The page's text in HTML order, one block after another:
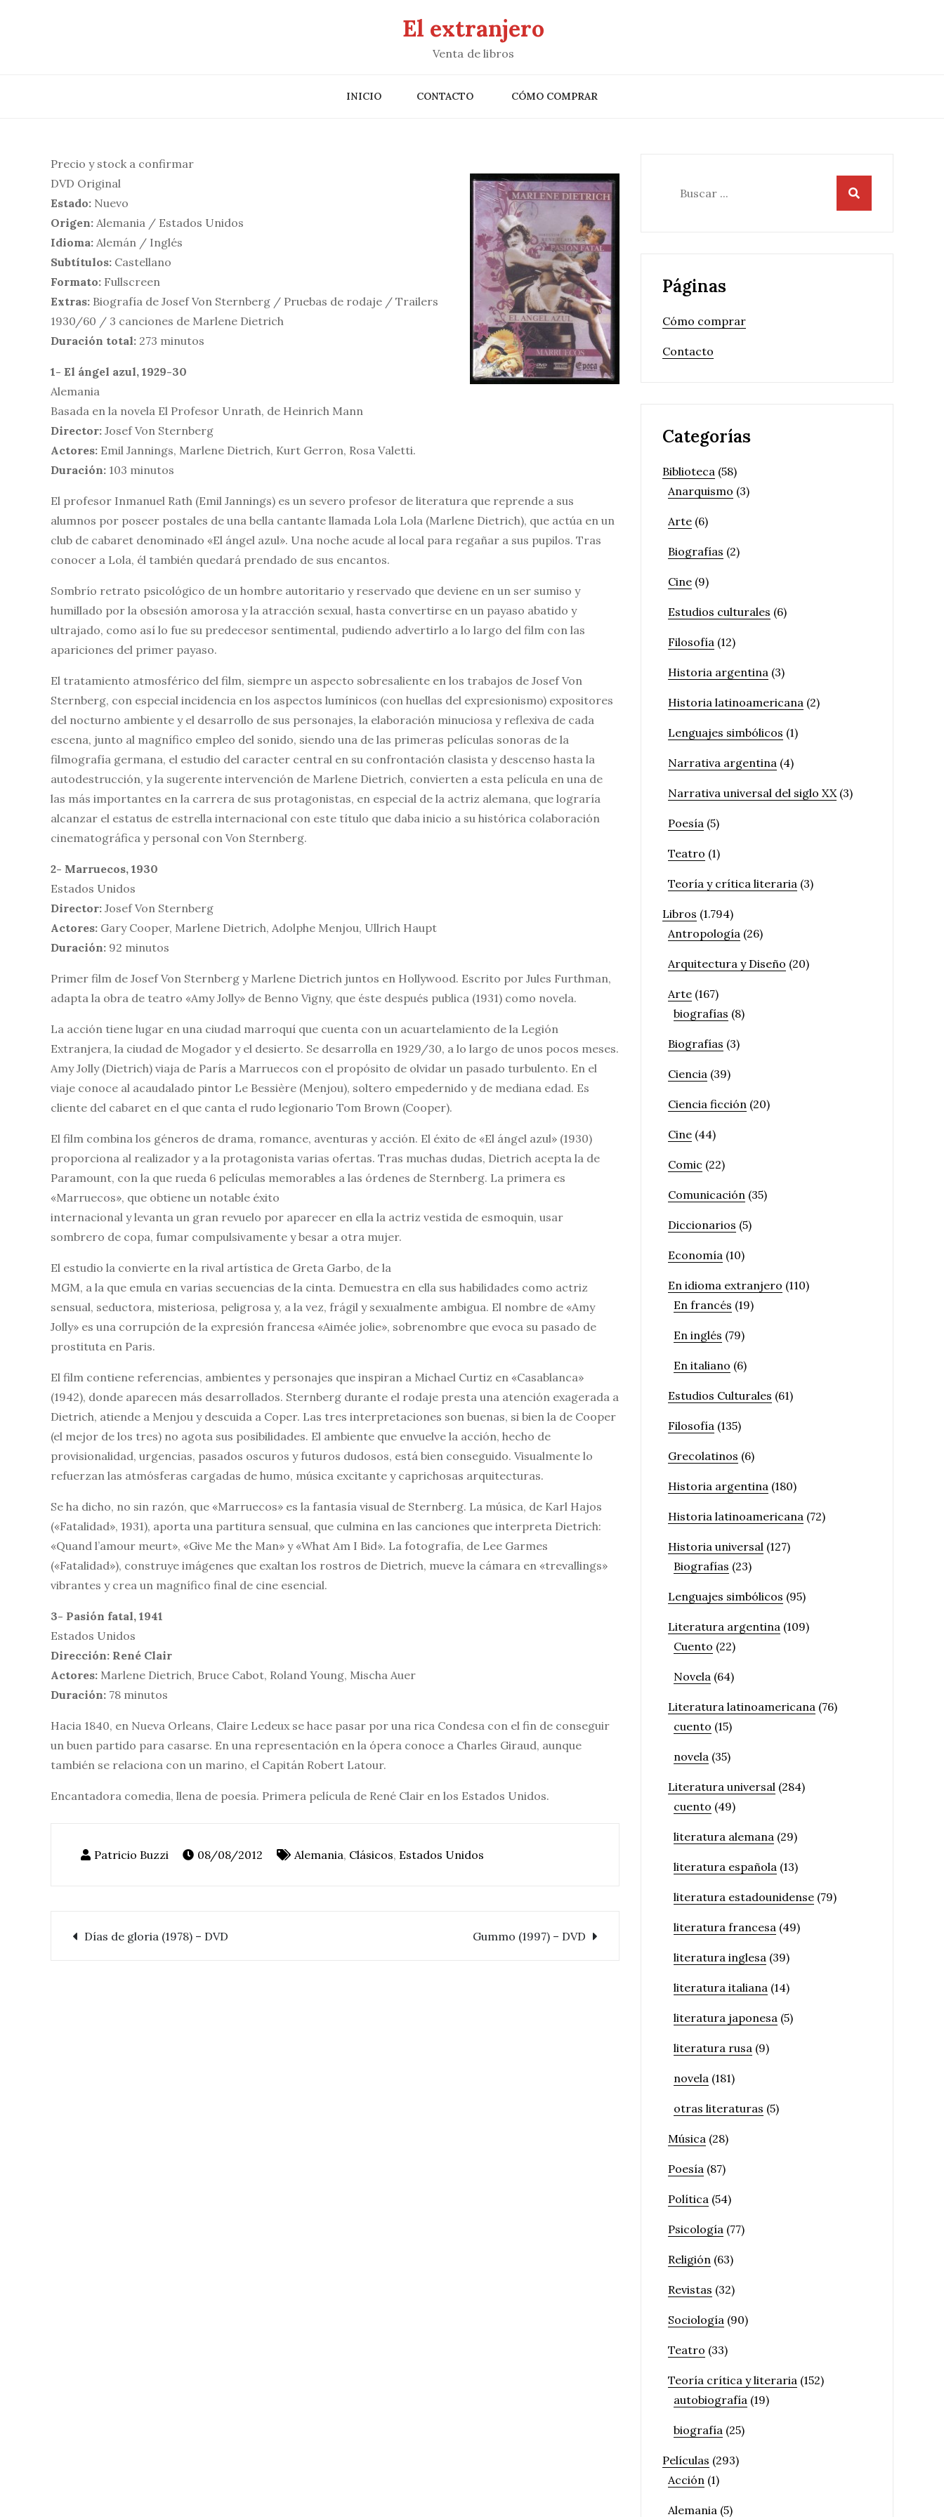
El extranjero
Venta de libros
INICIO CONTACTO CÓMO COMPRAR
Precio y stock a confirmar
DVD Original
Estado: Nuevo
Origen: Alemania / Estados Unidos
Idioma: Alemán / Inglés
Subtítulos: Castellano
Formato: Fullscreen
Extras: Biografía de Josef Von Sternberg / Pruebas de rodaje / Trailers
1930/60 / 3 canciones de Marlene Dietrich
Duración total: 273 minutos
1- El ángel azul, 1929-30
Alemania
Basada en la novela El Profesor Unrath, de Heinrich Mann
Director: Josef Von Sternberg
Actores: Emil Jannings, Marlene Dietrich, Kurt Gerron, Rosa Valetti.
Duración: 103 minutos
El profesor Inmanuel Rath (Emil Jannings) es un severo profesor de literatura que reprende a sus
alumnos por poseer postales de una bella cantante llamada Lola Lola (Marlene Dietrich), que actúa en un
club de cabaret denominado «El ángel azul». Una noche acude al local para regañar a sus pupilos. Tras
conocer a Lola, él también quedará prendado de sus encantos.
Sombrío retrato psicológico de un hombre autoritario y reservado que deviene en un ser sumiso y
humillado por la obsesión amorosa y la atracción sexual, hasta convertirse en un payaso abatido y
ultrajado, como así lo fue su predecesor sentimental, pudiendo advertirlo a lo largo del film con las
apariciones del primer payaso.
El tratamiento atmosférico del film, siempre un aspecto sobresaliente en los trabajos de Josef Von
Sternberg, con especial incidencia en los aspectos lumínicos (con huellas del expresionismo) expositores
del nocturno ambiente y el desarrollo de sus personajes, la elaboración minuciosa y reflexiva de cada
escena, junto al magnífico empleo del sonido, siendo una de las primeras películas sonoras de la
filmografía germana, el estudio del caracter central en su confrontación clasista y descenso hasta la
autodestrucción, y la sugerente intervención de Marlene Dietrich, convierten a esta película en una de
las más importantes en la carrera de sus protagonistas, en especial de la actriz alemana, que lograría
alcanzar el estatus de estrella internacional con este título que daba inicio a su histórica colaboración
cinematográfica y personal con Von Sternberg.
2- Marruecos, 1930
Estados Unidos
Director: Josef Von Sternberg
Actores: Gary Cooper, Marlene Dietrich, Adolphe Menjou, Ullrich Haupt
Duración: 92 minutos
Primer film de Josef Von Sternberg y Marlene Dietrich juntos en Hollywood. Escrito por Jules Furthman,
adapta la obra de teatro «Amy Jolly» de Benno Vigny, que éste después publica (1931) como novela.
La acción tiene lugar en una ciudad marroquí que cuenta con un acuartelamiento de la Legión
Extranjera, la ciudad de Mogador y el desierto. Se desarrolla en 1929/30, a lo largo de unos pocos meses.
Amy Jolly (Dietrich) viaja de París a Marruecos con el propósito de olvidar un pasado turbulento. En el
viaje conoce al acaudalado pintor Le Bessière (Menjou), soltero empedernido y de mediana edad. Es
cliente del cabaret en el que canta el rudo legionario Tom Brown (Cooper).
El film combina los géneros de drama, romance, aventuras y acción. El éxito de «El ángel azul» (1930)
proporciona al realizador y a la protagonista varias ofertas. Tras muchas dudas, Dietrich acepta la de
Paramount, con la que rueda 6 películas memorables a las órdenes de Sternberg. La primera es
«Marruecos», que obtiene un notable éxito
internacional y levanta un gran revuelo por aparecer en ella la actriz vestida de esmoquin, usar
sombrero de copa, fumar compulsivamente y besar a otra mujer.
El estudio la convierte en la rival artística de Greta Garbo, de la
MGM, a la que emula en varias secuencias de la cinta. Demuestra en ella sus habilidades como actriz
sensual, seductora, misteriosa, peligrosa y, a la vez, frágil y sexualmente ambigua. El nombre de «Amy
Jolly» es una corrupción de la expresión francesa «Aimée jolie», sobrenombre que evoca su pasado de
prostituta en Paris.
El film contiene referencias, ambientes y personajes que inspiran a Michael Curtiz en «Casablanca»
(1942), donde aparecen más desarrollados. Sternberg durante el rodaje presta una atención exagerada a
Dietrich, atiende a Menjou y descuida a Coper. Las tres interpretaciones son buenas, si bien la de Cooper
(el mejor de los tres) no agota sus posibilidades. El ambiente que envuelve la acción, hecho de
provisionalidad, urgencias, pasados oscuros y futuros dudosos, está bien conseguido. Visualmente lo
refuerzan las atmósferas cargadas de humo, música excitante y caprichosas arquitecturas.
Se ha dicho, no sin razón, que «Marruecos» es la fantasía visual de Sternberg. La música, de Karl Hajos
(«Fatalidad», 1931), aporta una partitura sensual, que culmina en las canciones que interpreta Dietrich:
«Quand l’amour meurt», «Give Me the Man» y «What Am I Bid». La fotografía, de Lee Garmes
(«Fatalidad»), construye imágenes que exaltan los rostros de Dietrich, mueve la cámara en «trevallings»
vibrantes y crea un magnífico final de cine esencial.
3- Pasión fatal, 1941
Estados Unidos
Dirección: René Clair
Actores: Marlene Dietrich, Bruce Cabot, Roland Young, Mischa Auer
Duración: 78 minutos
Hacia 1840, en Nueva Orleans, Claire Ledeux se hace pasar por una rica Condesa con el fin de conseguir
un buen partido para casarse. En una representación en la ópera conoce a Charles Giraud, aunque
también se relaciona con un marino, el Capitán Robert Latour.
Encantadora comedia, llena de poesía. Primera película de René Clair en los Estados Unidos.
08/08/2012 Alemania, Clásicos, Estados Unidos
Navegación
Días de gloria (1978) – DVD Gummo (1997) – DVD
Páginas
Cómo comprar
Contacto
Categorías
Biblioteca (58)
Anarquismo (3)
Arte (6)
Biografías (2)
Cine (9)
Estudios culturales (6)
Filosofía (12)
Historia argentina (3)
Historia latinoamericana (2)
Lenguajes simbólicos (1)
Narrativa argentina (4)
Narrativa universal del siglo XX(3)
Poesía (5)
Teatro (1)
Teoría y crítica literaria (3)
Libros (1.794)
Antropología (26)
Arquitectura y Diseño (20)
Arte (167)
biografías (8)
Biografías (3)
Ciencia (39)
Ciencia ficción (20)
Cine (44)
Comic (22)
Comunicación (35)
Diccionarios (5)
Economía (10)
En idioma extranjero (110)
En francés (19)
En inglés (79)
En italiano (6)
Estudios Culturales (61)
Filosofía (135)
Grecolatinos (6)
Historia argentina (180)
Historia latinoamericana (72)
Historia universal (127)
Biografías (23)
Lenguajes simbólicos (95)
Literatura argentina (109)
Cuento (22)
Novela (64)
Literatura latinoamericana (76)
cuento (15)
novela (35)
Literatura universal (284)
cuento (49)
literatura alemana (29)
literatura española (13)
literatura estadounidense (79)
literatura francesa (49)
literatura inglesa (39)
literatura italiana (14)
literatura japonesa (5)
literatura rusa (9)
novela (181)
otras literaturas (5)
Música (28)
Poesía (87)
Política (54)
Psicología (77)
Religión (63)
Revistas (32)
Sociología (90)
Teatro (33)
Teoría crítica y literaria (152)
autobiografía (19)
biografía (25)
Películas (293)
Acción (1)
Alemania (5)